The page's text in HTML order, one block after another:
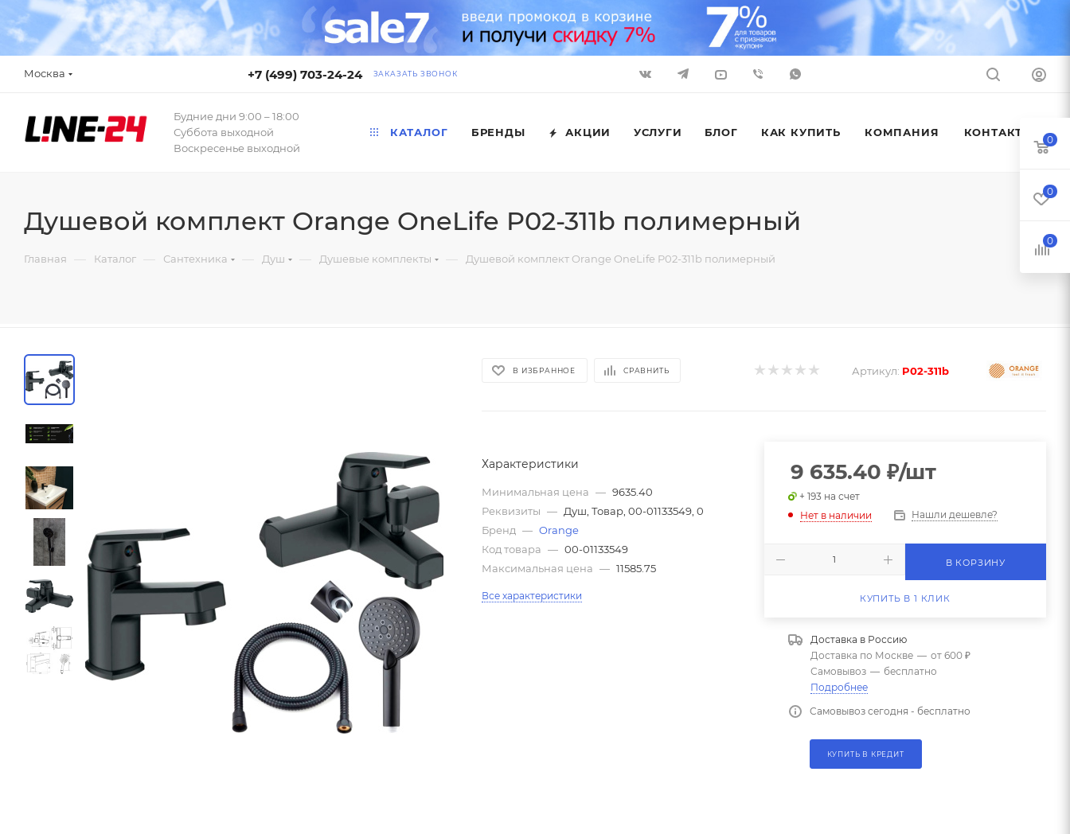
Москва +7 (499) 703-24-24 ЗАКАЗАТЬ ЗВОНОК
Будние дни 9:00 – 18:00
Суббота выходной
Воскресенье выходной
КАТАЛОГ БРЕНДЫ АКЦИИ УСЛУГИ БЛОГ КАК КУПИТЬ КОМПАНИЯ КОНТАКТЫ
Душевой комплект Orange OneLife P02-311b полимерный
Главная — Каталог — Сантехника — Душ — Душевые комплекты — Душевой комплект Orange OneLife P02-311b полимерный
В ИЗБРАННОЕ СРАВНИТЬ Артикул: P02-311b
Характеристики
Минимальная цена — 9635.40
Реквизиты — Душ, Товар, 00-01133549, 0
Бренд — Orange
Код товара — 00-01133549
Максимальная цена — 11585.75
Все характеристики
9 635.40 ₽/шт
+ 193 на счет
Нет в наличии
Нашли дешевле?
В КОРЗИНУ
КУПИТЬ В 1 КЛИК
Доставка в Россию
Доставка по Москве — от 600 ₽
Самовывоз — бесплатно
Подробнее
Самовывоз сегодня - бесплатно
КУПИТЬ В КРЕДИТ
0
0
0